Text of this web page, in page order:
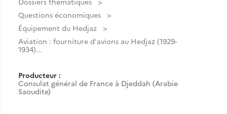
Questions économiques
Équipement du Hedjaz
Aviation : fourniture d'avions au Hedjaz (1929-
1934)...
Producteur :
Consulat général de France à Djeddah (Arabie
Saoudite)